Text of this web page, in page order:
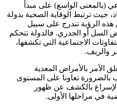
(بالمعنى الواسع) على مبدأ
حيث ترتبط الوقاية الصحية بدولة
الرؤية تندرج على سبيل
السل أو الجدري. فالدولة تتحكم
الاجتماعية التي تكشفها،
والريف.
الأمر بالأمراض المعدية
بالضرورة تعاونا على المستوى
بالكشف عن ظهور
في مراحلها الأولى.